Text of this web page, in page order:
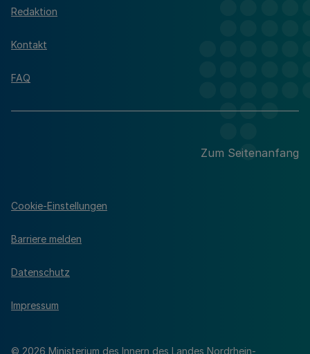
Redaktion
Kontakt
FAQ
Zum Seitenanfang
© 2026 Ministerium des Innern des Landes Nordrhein-
Cookie-Einstellungen
Barriere melden
Datenschutz
Impressum